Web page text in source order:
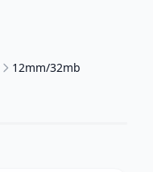
12mm/32mb